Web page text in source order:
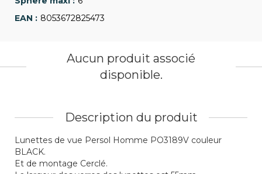
8053672825473
Description du produit
Lunettes de vue Persol Homme PO3189V couleur
BLACK.
Et de montage Cerclé.
Aucun produit associé
disponible.